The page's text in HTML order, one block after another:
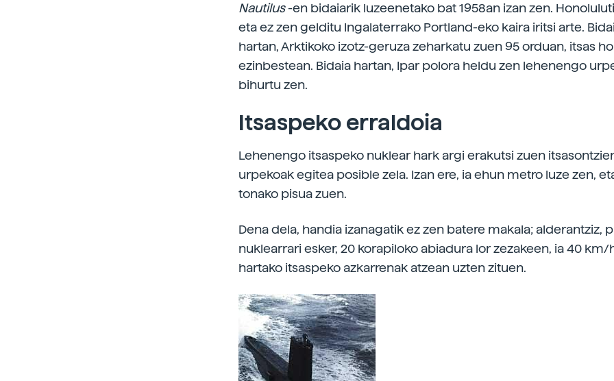
Nautilus-en bidaiarik luzeenetako bat 1958an izan zen.
eta ez zen gelditu Ingalaterrako Portland-eko kaira iritsi arte.
hartan, Arktikoko izotz-geruza zeharkatu zuen 95 orduan, itsas
ezinbestean. Bidaia hartan, Ipar polora heldu zen lehenengo
bihurtu zen.
Itsaspeko erraldoia
Lehenengo itsaspeko nuklear hark argi erakutsi zuen
urpekoak egitea posible zela. Izan ere, ia ehun metro luze zen,
tonako pisua zuen.
Dena dela, handia izanagatik ez zen batere makala; alderantziz,
nuklearrari esker, 20 korapiloko abiadura lor zezakeen, ia 40 km/
hartako itsaspeko azkarrenak atzean uzten zituen.